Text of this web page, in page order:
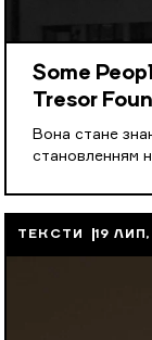
Some
Tresor
Вона стане
становленням
ТЕКСТИ 19